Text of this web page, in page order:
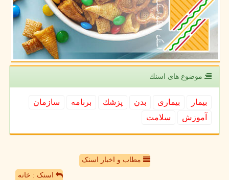
موضوع های اسنك
بیمار بیماری بدن پزشك برنامه
سازمان
آموزش
سلامت
مطاب و اخبار اسنک
اسنک : خانه